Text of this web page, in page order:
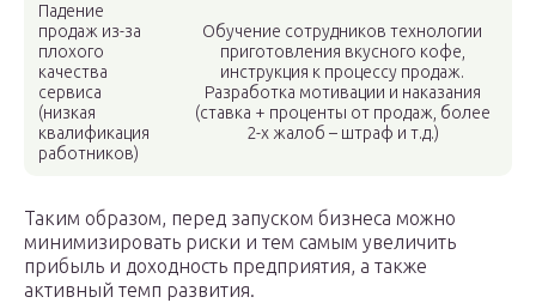
Падение
продаж из-за
плохого
качества
сервиса
(низкая
квалификация
работников)
Обучение сотрудников технологии
приготовления вкусного кофе,
инструкция к процессу продаж.
Разработка мотивации и наказания
(ставка + проценты от продаж, более
2-х жалоб – штраф и т.д.)
Таким образом, перед запуском бизнеса можно
минимизировать риски и тем самым увеличить
прибыль и доходность предприятия, а также
активный темп развития.